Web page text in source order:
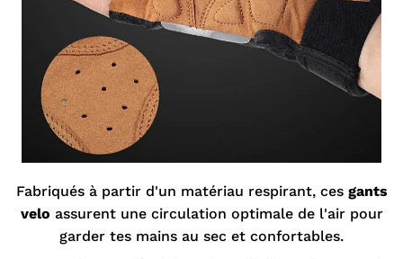
Fabriqués à partir d'un matériau respirant, ces gants
velo assurent une circulation optimale de l'air pour
garder tes mains au sec et confortables.